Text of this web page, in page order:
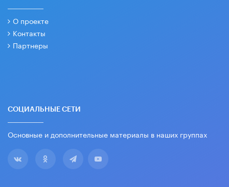
О проекте
Контакты
Партнеры
СОЦИАЛЬНЫЕ СЕТИ
Основные и дополнительные материалы в наших группах